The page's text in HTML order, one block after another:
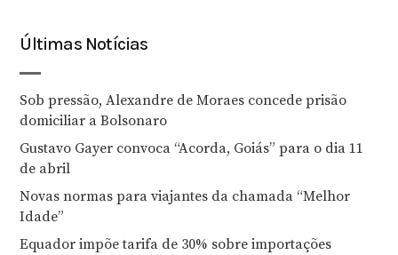
Últimas Notícias
Sob pressão, Alexandre de Moraes concede prisão
domiciliar a Bolsonaro
Gustavo Gayer convoca “Acorda, Goiás” para o dia 11
de abril
Novas normas para viajantes da chamada “Melhor
Idade”
Equador impõe tarifa de 30% sobre importações